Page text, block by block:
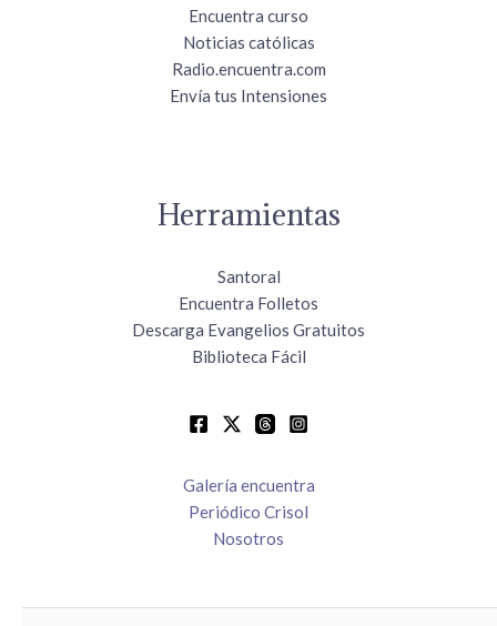
Encuentra curso
Noticias católicas
Radio.encuentra.com
Envía tus Intensiones
Herramientas
Santoral
Encuentra Folletos
Descarga Evangelios Gratuitos
Biblioteca Fácil
Galería encuentra
Periódico Crisol
Nosotros